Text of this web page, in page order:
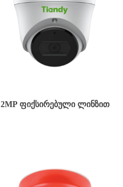
2MP ᲤᲘᲥᲡᲘᲠᲔᲑᲣᲚᲘ ᲚᲘᲜᲖᲘᲗ